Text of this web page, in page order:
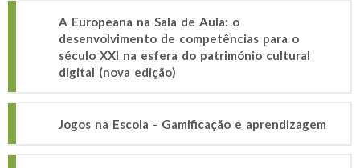
A Europeana na Sala de Aula: o
desenvolvimento de competências para o
século XXI na esfera do património cultural
digital (nova edição)
Jogos na Escola - Gamificação e aprendizagem